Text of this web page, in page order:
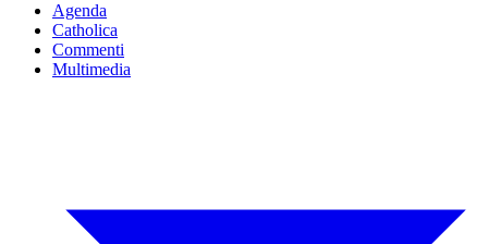
Agenda
Catholica
Commenti
Multimedia